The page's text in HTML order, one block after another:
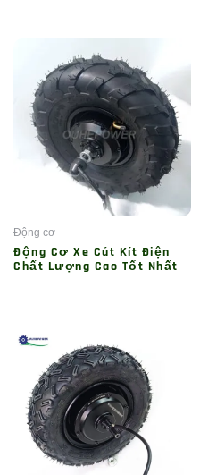
Động cơ
Động Cơ Xe Cút Kít Điện
Chất Lượng Cao Tốt Nhất